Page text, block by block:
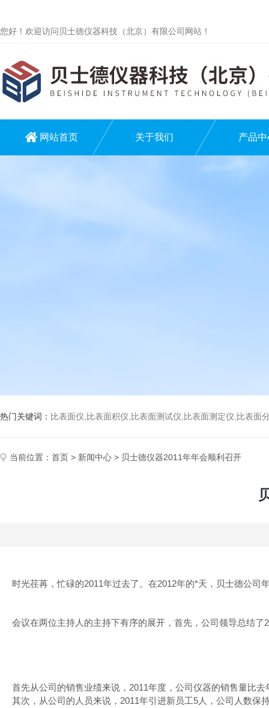
您好！欢迎访问贝士德仪器科技（北京）有限公司网站！
网站首页 关于我们 产品中
热门关键词： 比表面仪,比表面积仪,比表面测试仪,比表面测定仪,比表面分析仪,比表
当前位置： 首页 > 新闻中心 > 贝士德仪器2011年年会顺利召开
时光荏苒，忙碌的2011年过去了。在2012年的*天，贝士德公司
会议在两位主持人的主持下有序的展开，首先，公司领导总结
首先从公司的销售业绩来说，2011年度，公司仪器的销售量比
其次，从公司的人员来说，2011年引进新员工5人，公司人数保